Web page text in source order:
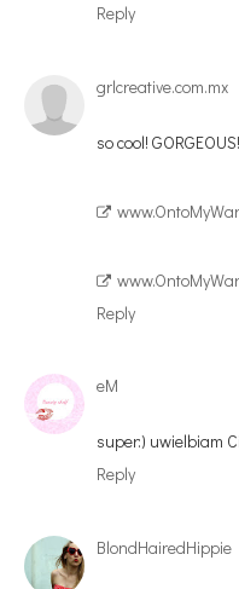
Reply
grlcreative.com.mx
so cool! GORGEOUS!
Reply
eM
super:) uwielbiam
Reply
BlondHairedHippie